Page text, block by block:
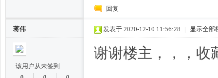
回复
蒋伟
该用户从未签到
发表于 2020-12-10 11:56:28 | 显示全部
谢谢楼主，，，收